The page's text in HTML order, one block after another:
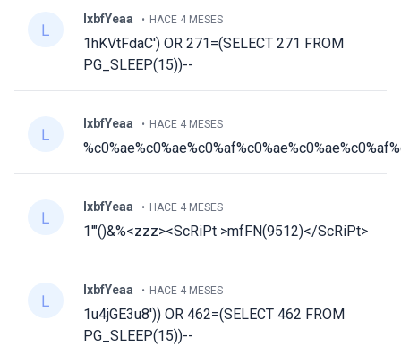
lxbfYeaa HACE 4 MESES
1hKVtFdaC') OR 271=(SELECT 271 FROM
PG_SLEEP(15))--
lxbfYeaa HACE 4 MESES
lxbfYeaa HACE 4 MESES
1'"()&%<zzz><ScRiPt >mfFN(9512)</ScRiPt>
lxbfYeaa HACE 4 MESES
1u4jGE3u8')) OR 462=(SELECT 462 FROM
PG_SLEEP(15))--